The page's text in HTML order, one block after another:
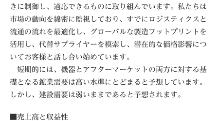
きに制御し、適応できるものに取り組んでいます。私たちは
市場の動向を綿密に監視しており、すでにロジスティクスと
流通の流れを最適化し、グローバルな製造フットプリントを
活用し、代替サプライヤーを模索し、潜在的な価格影響につ
いてお客様と話し合い始めています。
短期的には、機器とアフターマーケットの両方に対する基
礎となる鉱業需要は高い水準にとどまると予想しています。
しかし、建設需要は弱いままであると予想されます。
■売上高と収益性